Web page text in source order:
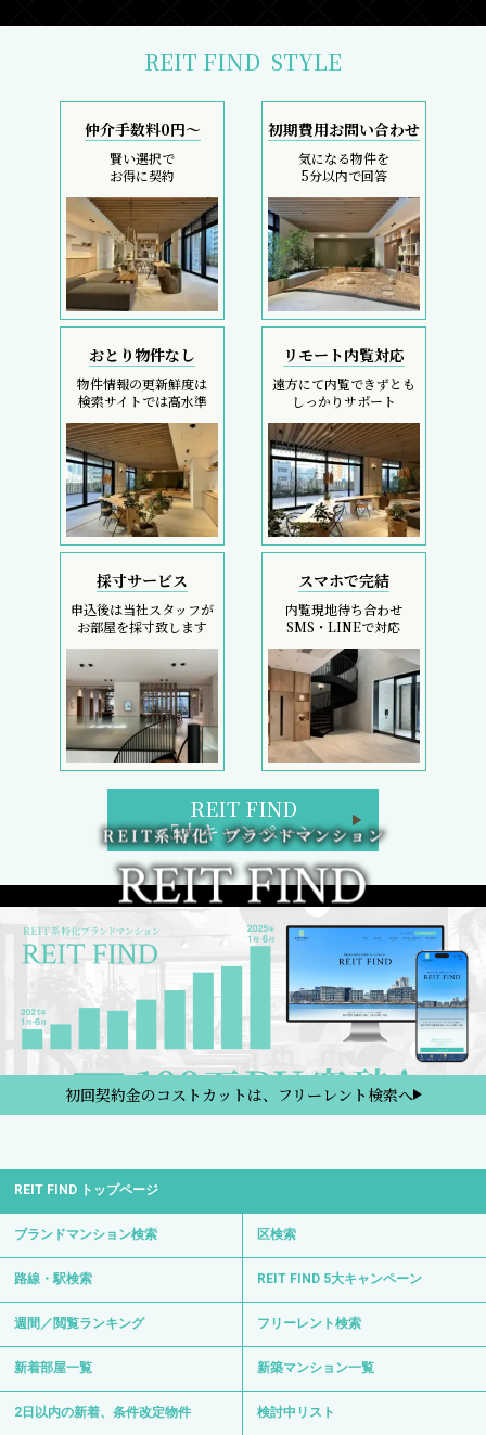
REIT FIND STYLE
仲介手数料0円～
賢い選択で
お得に契約
初期費用お問い合わせ
気になる物件を
5分以内で回答
おとり物件なし
物件情報の更新鮮度は
検索サイトでは高水準
リモート内覧対応
遠方にて内覧できずとも
しっかりサポート
採寸サービス
申込後は当社スタッフが
お部屋を採寸致します
スマホで完結
内覧現地待ち合わせ
SMS・LINEで対応
REIT FIND
5大キャンペーン
初回契約金のコストカットは、フリーレント検索へ
REIT FIND トップページ
ブランドマンション検索 区検索
路線・駅検索 REIT FIND 5大キャンペーン
週間／閲覧ランキング フリーレント検索
新着部屋一覧 新築マンション一覧
2日以内の新着、条件改定物件 検討中リスト